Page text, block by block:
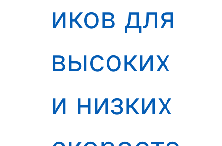
иков для
высоких
и низких